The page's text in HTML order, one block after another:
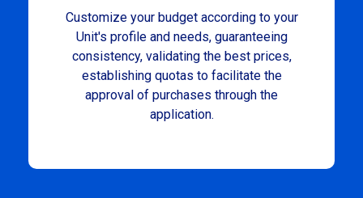
Customize your budget according to your
Unit's profile and needs, guaranteeing
consistency, validating the best prices,
establishing quotas to facilitate the
approval of purchases through the
application.